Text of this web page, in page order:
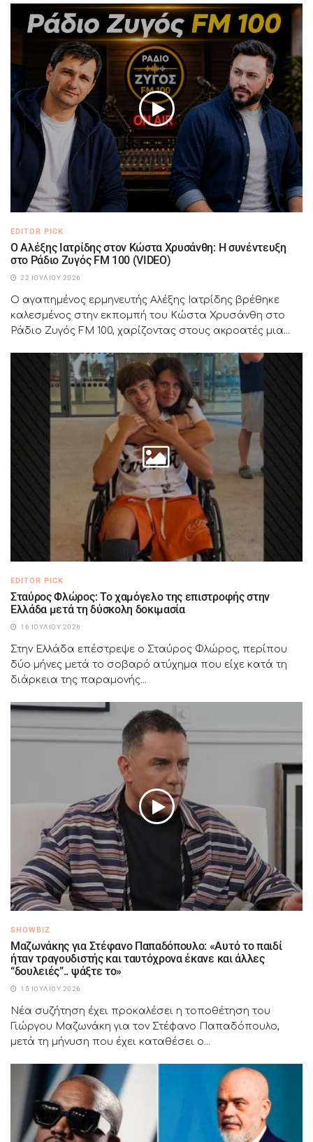
EDITOR PICK
Ο Αλέξης Ιατρίδης στον Κώστα Χρυσάνθη: Η συνέντευξη
στο Ράδιο Ζυγός FM 100 (VIDEO)
22 ΙΟΥΛΊΟΥ 2026
Ο αγαπημένος ερμηνευτής Αλέξης Ιατρίδης βρέθηκε
καλεσμένος στην εκπομπή του Κώστα Χρυσάνθη στο
Ράδιο Ζυγός FM 100, χαρίζοντας στους ακροατές μια...
EDITOR PICK
Σταύρος Φλώρος: Το χαμόγελο της επιστροφής στην
Ελλάδα μετά τη δύσκολη δοκιμασία
16 ΙΟΥΛΊΟΥ 2026
Στην Ελλάδα επέστρεψε ο Σταύρος Φλώρος, περίπου
δύο μήνες μετά το σοβαρό ατύχημα που είχε κατά τη
διάρκεια της παραμονής...
SHOWBIZ
Μαζωνάκης για Στέφανο Παπαδόπουλο: «Αυτό το παιδί
ήταν τραγουδιστής και ταυτόχρονα έκανε και άλλες
“δουλειές”.. ψάξτε το»
15 ΙΟΥΛΊΟΥ 2026
Νέα συζήτηση έχει προκαλέσει η τοποθέτηση του
Γιώργου Μαζωνάκη για τον Στέφανο Παπαδόπουλο,
μετά τη μήνυση που έχει καταθέσει ο...